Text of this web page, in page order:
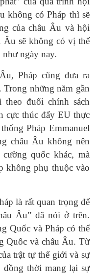
không có Pháp thì sẽ
của châu Âu và hội
Âu sẽ không có vị thế
ngày nay.
Pháp cũng đưa ra
những năm gần
đuổi chính sách
cực thúc đẩy EU thực
Pháp Emmanuel
châu Âu không nên
quốc khác, mà
không phụ thuộc vào
là rất quan trọng để
Âu” đã nói ở trên.
Quốc và Pháp có thể
Quốc và châu Âu. Từ
trật tự thế giới và sự
đồng thời mang lại sự